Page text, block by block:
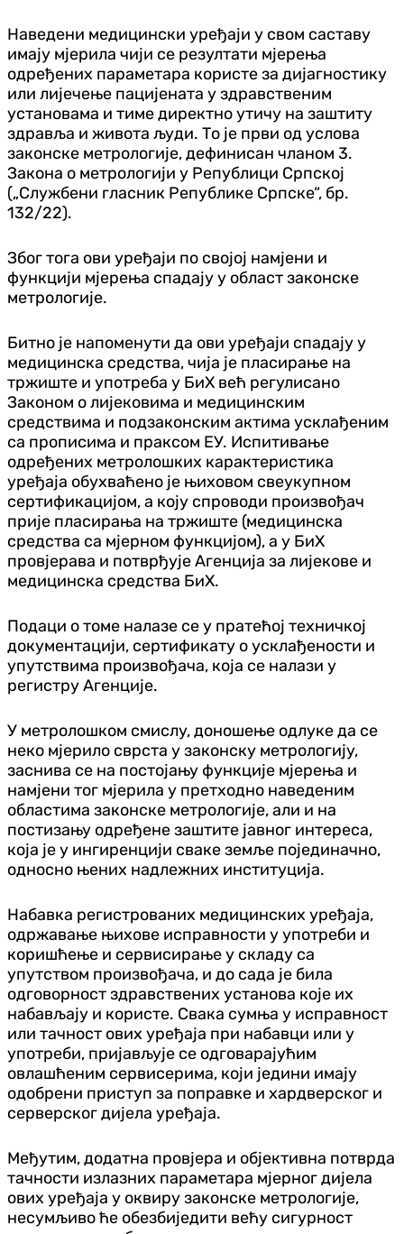
Наведени медицински уређаји у свом саставу
имају мјерила чији се резултати мјерења
одређених параметара користе за дијагностику
или лијечење пацијената у здравственим
установама и тиме директно утичу на заштиту
здравља и живота људи. То је први од услова
законске метрологије, дефинисан чланом 3.
Закона о метрологији у Републици Српској
(„Службени гласник Републике Српске“, бр.
132/22).
Због тога ови уређаји по својој намјени и
функцији мјерења спадају у област законске
метрологије.
Битно је напоменути да ови уређаји спадају у
медицинска средства, чија је пласирање на
тржиште и употреба у БиХ већ регулисано
Законом о лијековима и медицинским
средствима и подзаконским актима усклађеним
са прописима и праксом ЕУ. Испитивање
одређених метролошких карактеристика
уређаја обухваћено је њиховом свеукупном
сертификацијом, а коју спроводи произвођач
прије пласирања на тржиште (медицинска
средства са мјерном функцијом), а у БиХ
провјерава и потврђује Агенција за лијекове и
медицинска средства БиХ.
Подаци о томе налазе се у пратећој техничкој
документацији, сертификату о усклађености и
упутствима произвођача, која се налази у
регистру Агенције.
У метролошком смислу, доношење одлуке да се
неко мјерило сврста у законску метрологију,
заснива се на постојању функције мјерења и
намјени тог мјерила у претходно наведеним
областима законске метрологије, али и на
постизању одређене заштите јавног интереса,
која је у ингиренцији сваке земље појединачно,
односно њених надлежних институција.
Набавка регистрованих медицинских уређаја,
одржавање њихове исправности у употреби и
коришћење и сервисирање у складу са
упутством произвођача, и до сада је била
одговорност здравствених установа које их
набављају и користе. Свака сумња у исправност
или тачност ових уређаја при набавци или у
употреби, пријављује се одговарајућим
овлашћеним сервисерима, који једини имају
одобрени приступ за поправке и хардверског и
серверског дијела уређаја.
Међутим, додатна провјера и објективна потврда
тачности излазних параметара мјерног дијела
ових уређаја у оквиру законске метрологије,
несумљиво ће обезбиједити већу сигурност